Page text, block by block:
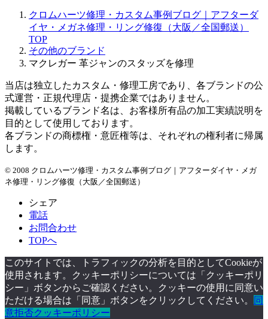
クロムハーツ修理・カスタム事例ブログ｜アフターダ
イヤ・メガネ修理・リング修復（大阪／全国郵送）
TOP
その他のブランド
マクレガー 革ジャンのスタッズを修理
当店は独立したカスタム・修理工房であり、各ブランドの公
式運営・正規代理店・提携企業ではありません。
掲載しているブランド名は、お客様所有品の加工実績説明を
目的として使用しております。
各ブランドの商標権・意匠権等は、それぞれの権利者に帰属
します。
© 2008 クロムハーツ修理・カスタム事例ブログ｜アフターダイヤ・メガ
ネ修理・リング修復（大阪／全国郵送）
シェア
電話
お問合わせ
TOPへ
このサイトでは、トラフィックの分析を目的としてCookieが
使用されます。クッキーポリシーについては「クッキーポリ
シー」ボタンからご確認ください。クッキーの使用に同意い
ただける場合は「同意」ボタンをクリックしてください。
同
意拒否クッキーポリシー